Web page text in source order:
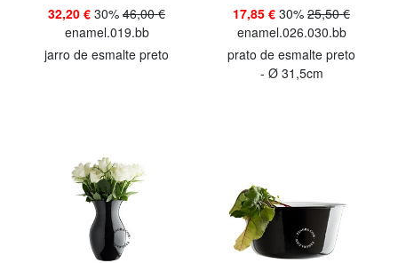
32,20 € 30% 46,00 €
enamel.019.bb
jarro de esmalte preto
17,85 € 30% 25,50 €
enamel.026.030.bb
prato de esmalte preto
- Ø 31,5cm